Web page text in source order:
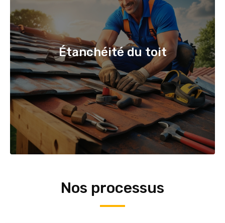
Étanchéité du toit
Nos processus